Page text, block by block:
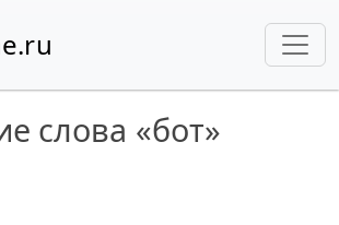
слова «бот»